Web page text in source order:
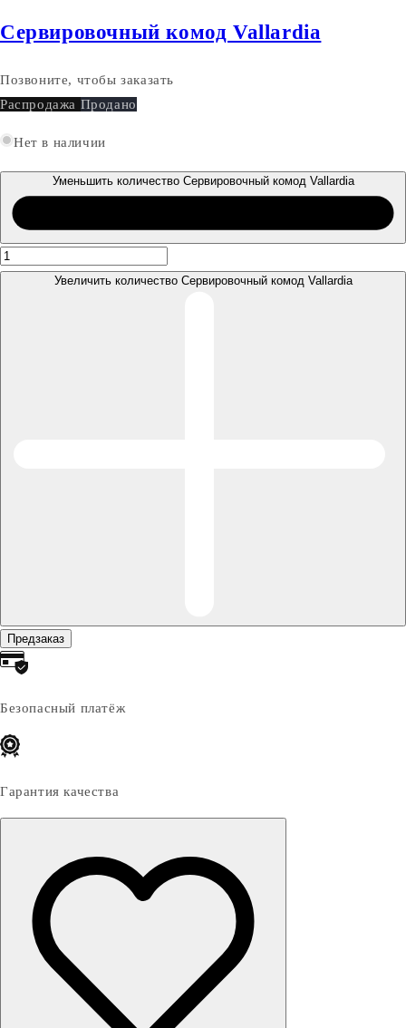
Сервировочный комод Vallardia
Позвоните, чтобы заказать
Распродажа Продано
Нет в наличии
Уменьшить количество Сервировочный комод Vallardia
Увеличить количество Сервировочный комод Vallardia
Предзаказ
Безопасный платёж
Гарантия качества